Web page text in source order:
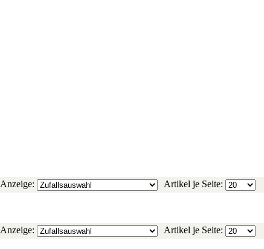
Anzeige: Artikel je Seite:
Anzeige: Artikel je Seite: